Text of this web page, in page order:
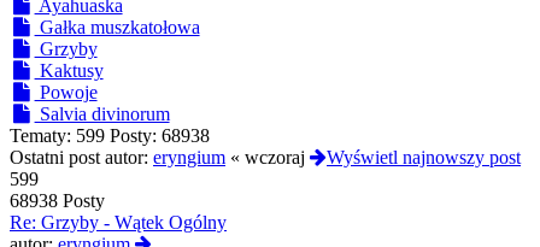
Ayahuaska
Gałka muszkatołowa
Grzyby
Kaktusy
Powoje
Salvia divinorum
Tematy: 599 Posty: 68938
Ostatni post autor: eryngium « wczoraj
Wyświetl najnowszy post
599
68938 Posty
Re: Grzyby - Wątek Ogólny